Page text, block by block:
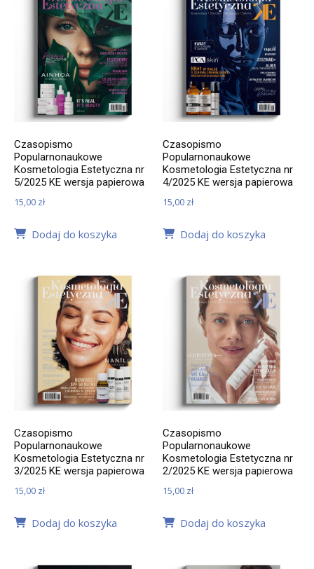
Czasopismo
Popularnonaukowe
Kosmetologia Estetyczna nr
5/2025 KE wersja papierowa
15,00 zł
Dodaj do koszyka
Czasopismo
Popularnonaukowe
Kosmetologia Estetyczna nr
4/2025 KE wersja papierowa
15,00 zł
Dodaj do koszyka
Czasopismo
Popularnonaukowe
Kosmetologia Estetyczna nr
3/2025 KE wersja papierowa
15,00 zł
Dodaj do koszyka
Czasopismo
Popularnonaukowe
Kosmetologia Estetyczna nr
2/2025 KE wersja papierowa
15,00 zł
Dodaj do koszyka